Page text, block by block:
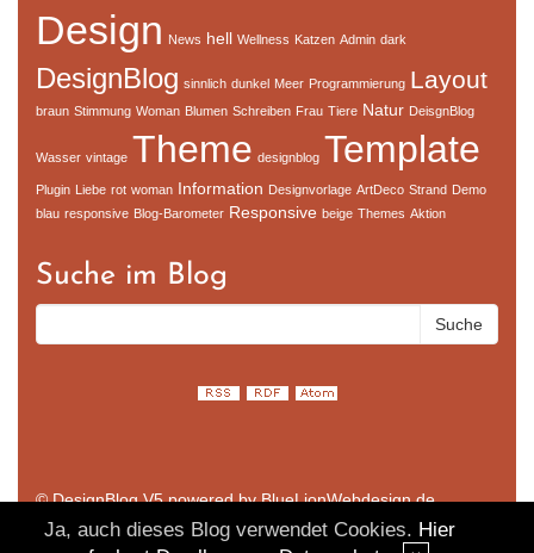
Design News hell Wellness Katzen Admin dark
DesignBlog sinnlich dunkel Meer Programmierung Layout
braun Stimmung Woman Blumen Schreiben Frau Tiere Natur DeisgnBlog
Wasser vintage Theme designblog Template
Plugin Liebe rot woman Information Designvorlage ArtDeco Strand Demo
blau responsive Blog-Barometer Responsive beige Themes Aktion
Suche im Blog
© DesignBlog V5 powered by BlueLionWebdesign.de
Ja, auch dieses Blog verwendet Cookies. Hier